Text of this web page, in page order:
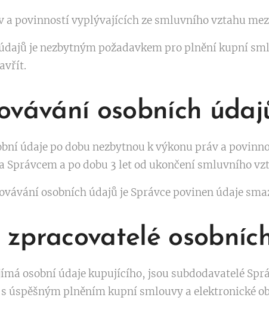
a povinností vyplývajících ze smluvního vztahu
je nezbytným požadavkem pro plnění kupní
osobních
údaje po dobu nezbytnou k výkonu práv a
a po dobu 3 let od ukončení smluvního
osobních údajů je Správce povinen údaje
zpracovatelé
osobní údaje kupujícího, jsou subdodavatelé
úspěšným plněním kupní smlouvy a elektronické